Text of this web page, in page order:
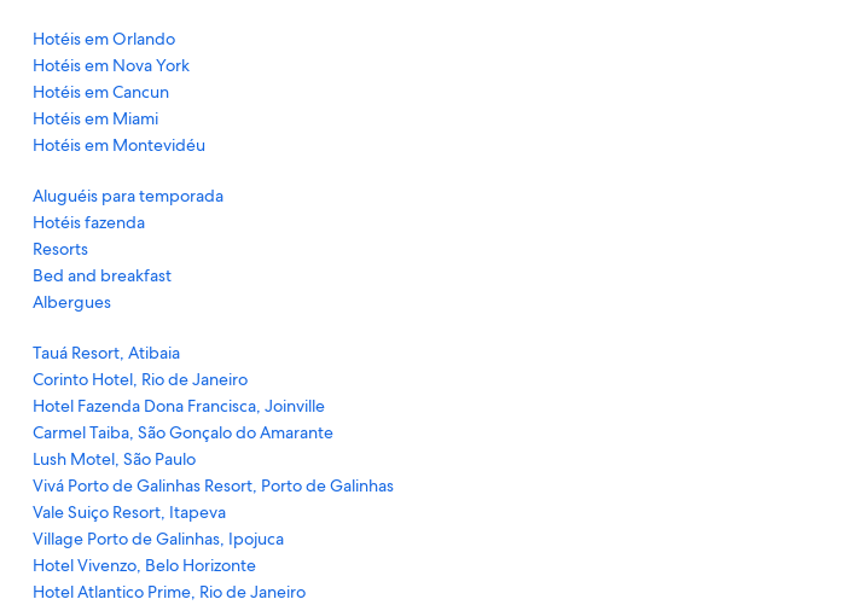
Hotéis em Orlando
Hotéis em Nova York
Hotéis em Cancun
Hotéis em Miami
Hotéis em Montevidéu
Aluguéis para temporada
Hotéis fazenda
Resorts
Bed and breakfast
Albergues
Tauá Resort, Atibaia
Corinto Hotel, Rio de Janeiro
Hotel Fazenda Dona Francisca, Joinville
Carmel Taiba, São Gonçalo do Amarante
Lush Motel, São Paulo
Vivá Porto de Galinhas Resort, Porto de Galinhas
Vale Suiço Resort, Itapeva
Village Porto de Galinhas, Ipojuca
Hotel Vivenzo, Belo Horizonte
Hotel Atlantico Prime, Rio de Janeiro